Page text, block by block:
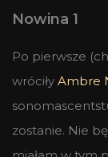
Nowina 1
Po pierwsze
wróciły Ambre
zostanie. Nie